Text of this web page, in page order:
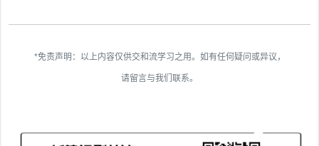
*免责声明：以上内容仅供交和流学习之用。如有任何疑问或异议，
请留言与我们联系。